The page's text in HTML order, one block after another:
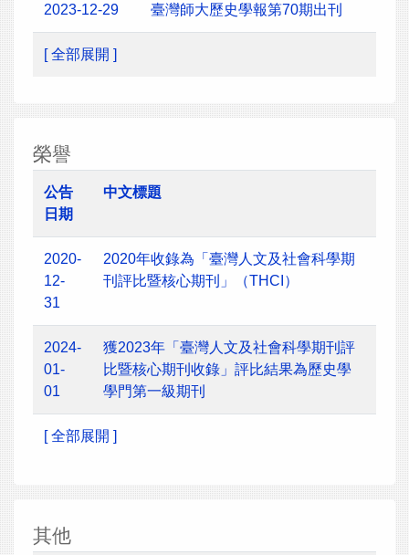
2023-12-29 臺灣師大歷史學報第70期出刊
[ 全部展開 ]
榮譽
公告
日期
中文標題
2020-
12-
31
2020年收錄為「臺灣人文及社會科學期
刊評比暨核心期刊」（THCI）
2024-
01-
01
獲2023年「臺灣人文及社會科學期刊評
比暨核心期刊收錄」評比結果為歷史學
學門第一級期刊
[ 全部展開 ]
其他